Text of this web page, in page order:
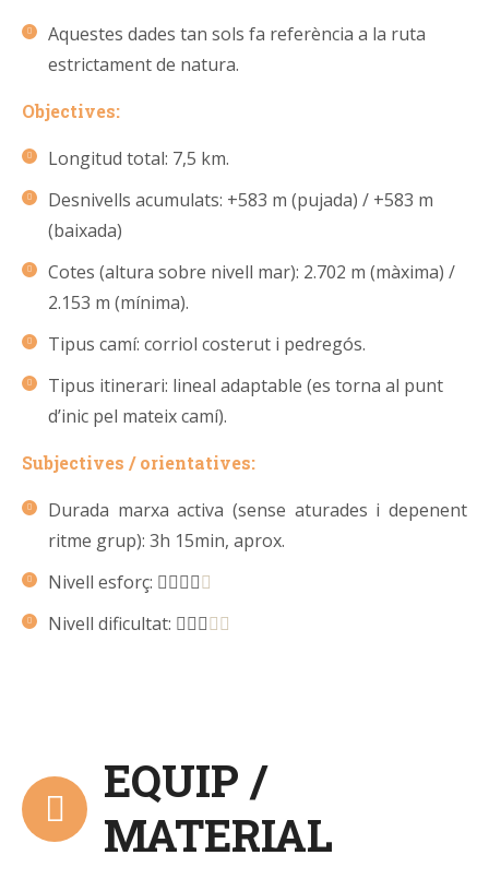
Aquestes dades tan sols fa referència a la ruta
estrictament de natura.
Objectives:
Longitud total: 7,5 km.
Desnivells acumulats: +583 m (pujada) / +583 m
(baixada)
Cotes (altura sobre nivell mar): 2.702 m (màxima) /
2.153 m (mínima).
Tipus camí: corriol costerut i pedregós.
Tipus itinerari: lineal adaptable (es torna al punt
d’inic pel mateix camí).
Subjectives / orientatives:
Durada marxa activa (sense aturades i depenent
ritme grup): 3h 15min, aprox.
Nivell esforç:
Nivell dificultat:
EQUIP /
MATERIAL